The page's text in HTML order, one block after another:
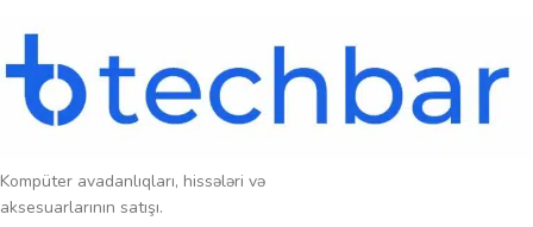
Kompüter avadanlıqları, hissələri və
aksesuarlarının satışı.